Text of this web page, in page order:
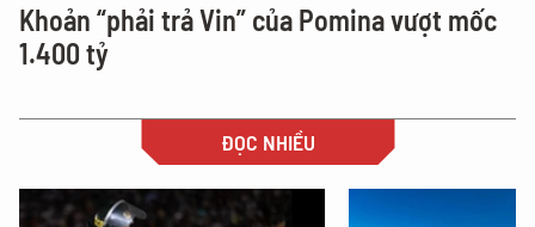
Khoản “phải trả Vin” của Pomina vượt mốc
1.400 tỷ
ĐỌC NHIỀU